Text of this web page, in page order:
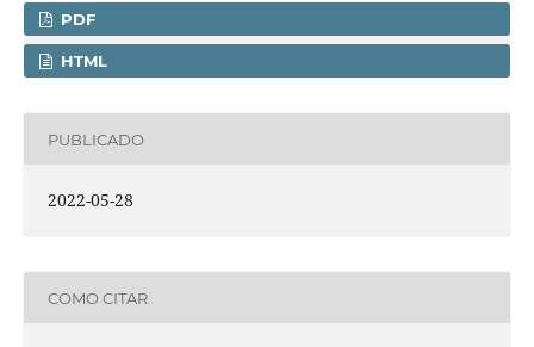
PDF
HTML
PUBLICADO
2022-05-28
COMO CITAR